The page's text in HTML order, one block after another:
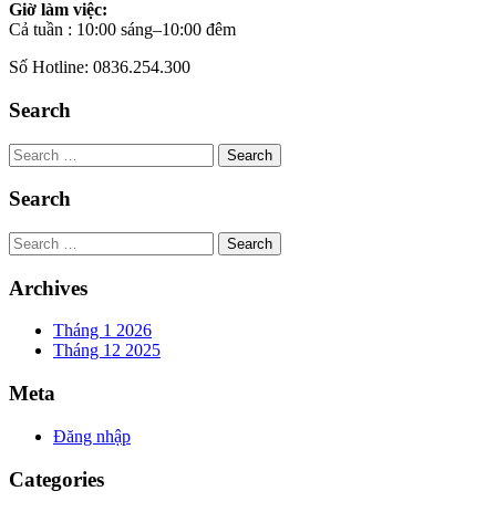
Giờ làm việc:
Cả tuần : 10:00 sáng–10:00 đêm
Số Hotline: 0836.254.300
Search
Search
Search
Search
Archives
Tháng 1 2026
Tháng 12 2025
Meta
Đăng nhập
Categories